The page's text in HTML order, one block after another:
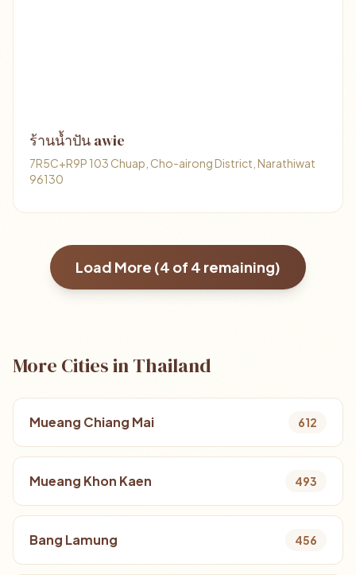
ร้านน้ำปัน awie
7R5C+R9P 103 Chuap, Cho-airong District, Narathiwat
96130
Load More (4 of 4 remaining)
More Cities in Thailand
Mueang Chiang Mai 612
Mueang Khon Kaen 493
Bang Lamung 456